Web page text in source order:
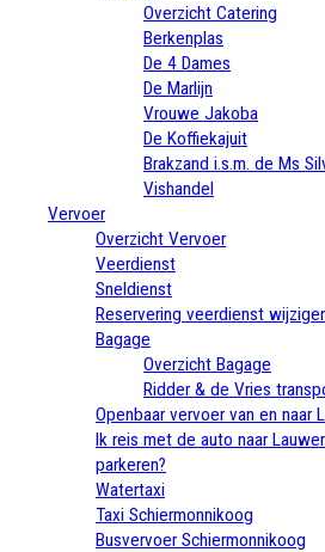
Overzicht Catering
Berkenplas
De 4 Dames
De Marlijn
Vrouwe Jakoba
De Koffiekajuit
Brakzand i.s.m. de Ms
Vishandel
Vervoer
Overzicht Vervoer
Veerdienst
Sneldienst
Reservering veerdienst
Bagage
Overzicht Bagage
Ridder & de Vries
Openbaar vervoer van en naar
Ik reis met de auto naar
parkeren?
Watertaxi
Taxi Schiermonnikoog
Busvervoer Schiermonnikoog